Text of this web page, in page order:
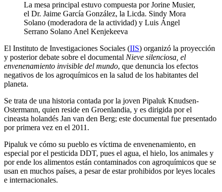
La mesa principal estuvo compuesta por Jorine Musier,
el Dr. Jaime García González, la Licda. Sindy Mora
Solano (moderadora de la actividad) y Luis Ángel
Serrano Solano Anel Kenjekeeva
El Instituto de Investigaciones Sociales (IIS) organizó la proyección
y posterior debate sobre el documental Nieve silenciosa, el
envenenamiento invisible del mundo, que denuncia los efectos
negativos de los agroquímicos en la salud de los habitantes del
planeta.
Se trata de una historia contada por la joven Pipaluk Knudsen-
Ostermann, quien reside en Groenlandia, y es dirigida por el
cineasta holandés Jan van den Berg; este documental fue presentado
por primera vez en el 2011.
Pipaluk ve cómo su pueblo es víctima de envenenamiento, en
especial por el pesticida DDT, pues el agua, el hielo, los animales y
por ende los alimentos están contaminados con agroquímicos que se
usan en muchos países, a pesar de estar prohibidos por leyes locales
e internacionales.